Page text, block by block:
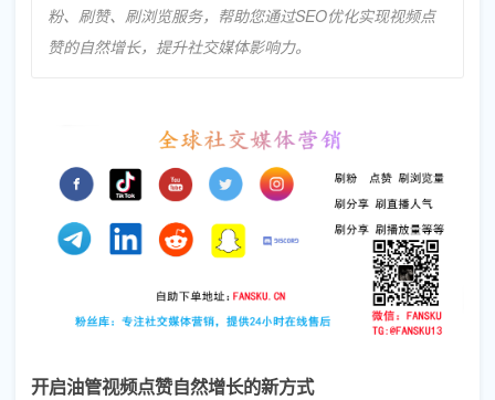
粉、刷赞、刷浏览服务，帮助您通过SEO优化实现视频点
赞的自然增长，提升社交媒体影响力。
开启油管视频点赞自然增长的新方式